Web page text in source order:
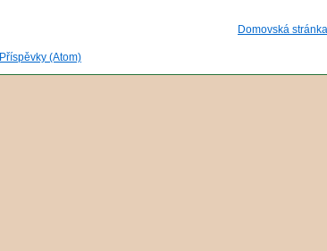
Domovská stránka
Příspěvky (Atom)